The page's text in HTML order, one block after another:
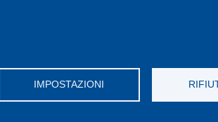
IMPOSTAZIONI
Pubblico